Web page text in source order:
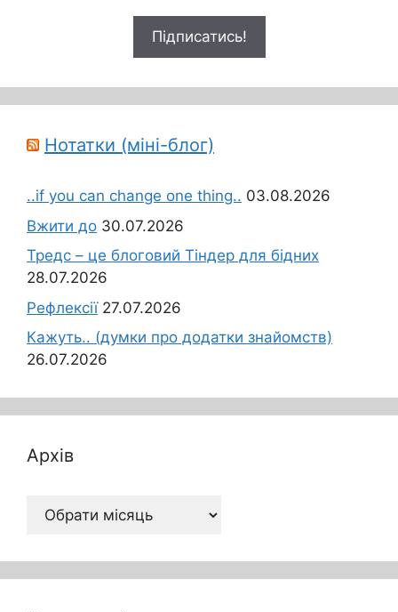
Нотатки (міні-блог)
..if you can change one thing.. 03.08.2026
Вжити до 30.07.2026
Тредс – це блоговий Тіндер для бідних
28.07.2026
Рефлексії 27.07.2026
Кажуть.. (думки про додатки знайомств)
26.07.2026
Архів
Архів